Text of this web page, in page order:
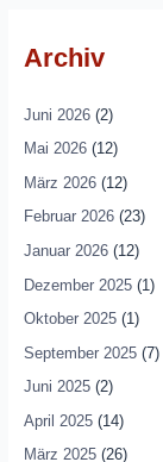
Archiv
Juni 2026(2)
Mai 2026(12)
März 2026(12)
Februar 2026(23)
Januar 2026(12)
Dezember 2025(1)
Oktober 2025(1)
September 2025(7)
Juni 2025(2)
April 2025(14)
März 2025(26)